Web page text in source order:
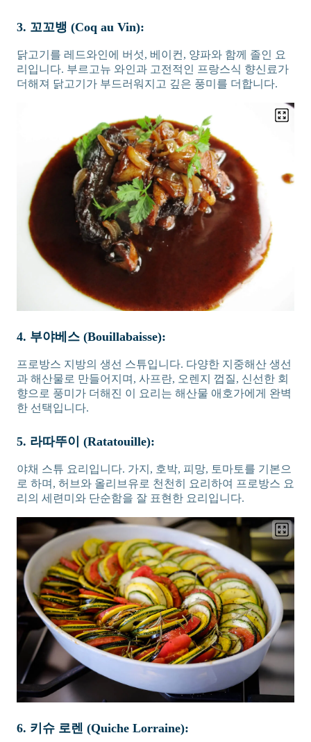
3. 꼬꼬뱅 (Coq au Vin):
닭고기를 레드와인에 버섯, 베이컨, 양파와 함께 졸인 요
리입니다. 부르고뉴 와인과 고전적인 프랑스식 향신료가
더해져 닭고기가 부드러워지고 깊은 풍미를 더합니다.
4. 부야베스 (Bouillabaisse):
프로방스 지방의 생선 스튜입니다. 다양한 지중해산 생선
과 해산물로 만들어지며, 사프란, 오렌지 껍질, 신선한 회
향으로 풍미가 더해진 이 요리는 해산물 애호가에게 완벽
한 선택입니다.
5. 라따뚜이 (Ratatouille):
야채 스튜 요리입니다. 가지, 호박, 피망, 토마토를 기본으
로 하며, 허브와 올리브유로 천천히 요리하여 프로방스 요
리의 세련미와 단순함을 잘 표현한 요리입니다.
6. 키슈 로렌 (Quiche Lorraine):